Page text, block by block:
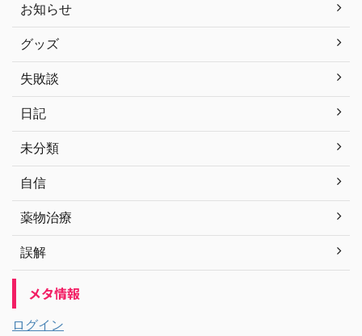
お知らせ
グッズ
失敗談
日記
未分類
自信
薬物治療
誤解
メタ情報
ログイン